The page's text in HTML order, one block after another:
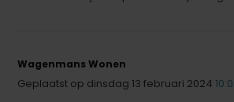
Wagenmans Wonen
Geplaatst op dinsdag 13 februari 2024